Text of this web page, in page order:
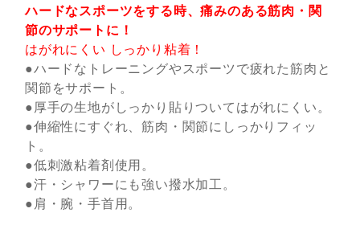
ハードなスポーツをする時、痛みのある筋肉・関
節のサポートに！
はがれにくい しっかり粘着！
●ハードなトレーニングやスポーツで疲れた筋肉と
関節をサポート。
●厚手の生地がしっかり貼りついてはがれにくい。
●伸縮性にすぐれ、筋肉・関節にしっかりフィッ
ト。
●低刺激粘着剤使用。
●汗・シャワーにも強い撥水加工。
●肩・腕・手首用。